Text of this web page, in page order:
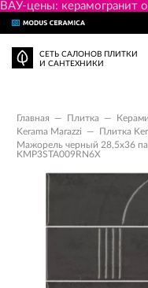
ВАУ-цены: керамогранит
СЕТЬ САЛОНОВ ПЛИТКИ
И САНТЕХНИКИ
Главная — Плитка —
Kerama Marazzi
— Плитка
Мажорель черный 28,5x36
KMP3STA009RN6X